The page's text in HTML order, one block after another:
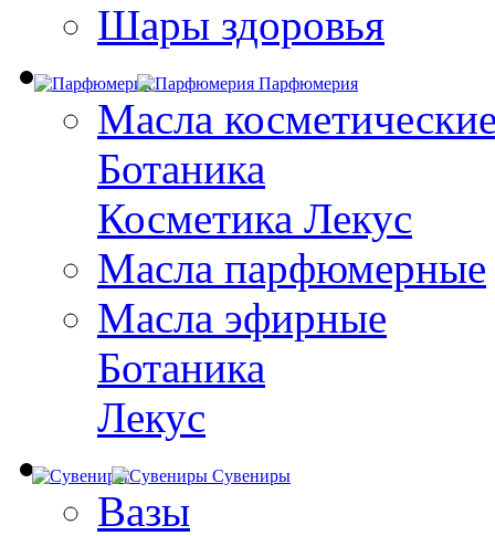
Шары здоровья
Парфюмерия
Масла
Ботаника
Косметика Лекус
Масла парфюмерные
Масла эфирные
Ботаника
Лекус
Сувениры
Вазы